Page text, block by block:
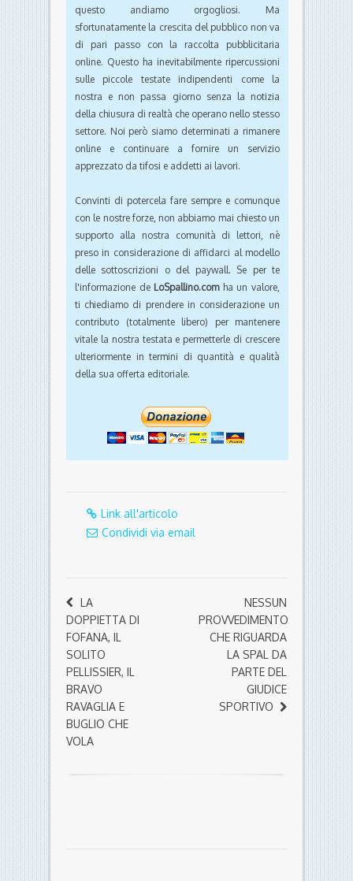
questo andiamo orgogliosi. Ma
sfortunatamente la crescita del pubblico non va
di pari passo con la raccolta pubblicitaria
online. Questo ha inevitabilmente ripercussioni
sulle piccole testate indipendenti come la
nostra e non passa giorno senza la notizia
della chiusura di realtà che operano nello stesso
settore. Noi però siamo determinati a rimanere
online e continuare a fornire un servizio
apprezzato da tifosi e addetti ai lavori.
Convinti di potercela fare sempre e comunque
con le nostre forze, non abbiamo mai chiesto un
supporto alla nostra comunità di lettori, nè
preso in considerazione di affidarci al modello
delle sottoscrizioni o del paywall. Se per te
l'informazione de LoSpallino.comha un valore,
ti chiediamo di prendere in considerazione un
contributo (totalmente libero) per mantenere
vitale la nostra testata e permetterle di crescere
ulteriormente in termini di quantità e qualità
della sua offerta editoriale.
Link all'articolo
Condividi via email
LA
DOPPIETTA DI
FOFANA, IL
SOLITO
PELLISSIER, IL
BRAVO
RAVAGLIA E
BUGLIO CHE
VOLA
NESSUN
PROVVEDIMENTO
CHE RIGUARDA
LA SPAL DA
PARTE DEL
GIUDICE
SPORTIVO